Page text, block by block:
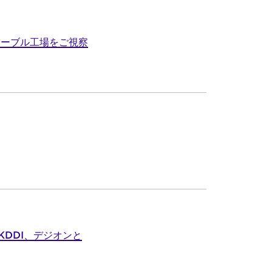
ブル工場をご視察
、デジオンと